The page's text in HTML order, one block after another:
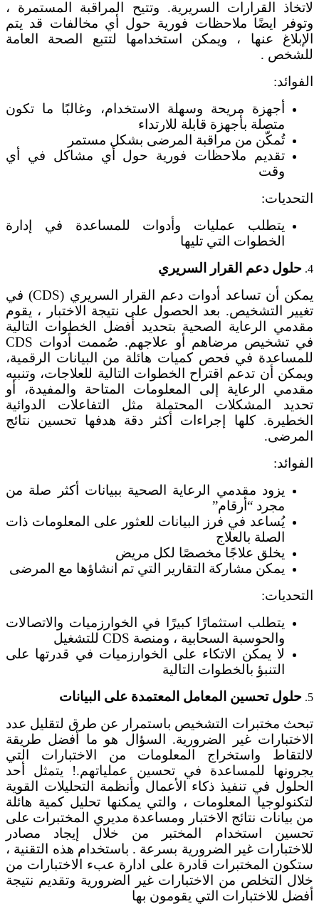
لاتخاذ القرارات السريرية. وتتيح المراقبة المستمرة ،
وتوفر ايضًا ملاحظات فورية حول أي مخالفات قد يتم
الإبلاغ عنها ، ويمكن استخدامها لتتبع الصحة العامة
للشخص .
الفوائد:
أجهزة مريحة وسهلة الاستخدام، وغالبًا ما تكون
متصلة بأجهزة قابلة للارتداء
تُمكّن من مراقبة المرضى بشكل مستمر
تقديم ملاحظات فورية حول أي مشاكل في أي
وقت
التحديات:
يتطلب عمليات وأدوات للمساعدة في إدارة
الخطوات التي تليها
4. حلول دعم القرار السريري
يمكن أن تساعد أدوات دعم القرار السريري (CDS) في
تغيير التشخيص. بعد الحصول على نتيجة الاختبار ، يقوم
مقدمي الرعاية الصحية بتحديد أفضل الخطوات التالية
في تشخيص مرضاهم أو علاجهم. صُممت أدوات CDS
للمساعدة في فحص كميات هائلة من البيانات الرقمية،
ويمكن أن تدعم اقتراح الخطوات التالية للعلاجات، وتنبيه
مقدمي الرعاية إلى المعلومات المتاحة والمفيدة، أو
تحديد المشكلات المحتملة مثل التفاعلات الدوائية
الخطيرة. كلها إجراءات أكثر دقة هدفها تحسين نتائج
المرضى.
الفوائد:
يزود مقدمي الرعاية الصحية ببيانات أكثر صلة من
مجرد “أرقام”
يُساعد في فرز البيانات للعثور على المعلومات ذات
الصلة بالعلاج
يخلق علاجًا مخصصًا لكل مريض
يمكن مشاركة التقارير التي تم انشاؤها مع المرضى
التحديات:
يتطلب استثمارًا كبيرًا في الخوارزميات والاتصالات
والحوسبة السحابية ، ومنصة CDS للتشغيل
لا يمكن الاتكاء على الخوارزميات في قدرتها على
التنبؤ بالخطوات التالية
5. حلول تحسين المعامل المعتمدة على البيانات
تبحث مختبرات التشخيص باستمرار عن طرق لتقليل عدد
الاختبارات غير الضرورية. السؤال هو ما أفضل طريقة
لالتقاط واستخراج المعلومات من الاختبارات التي
يجرونها للمساعدة في تحسين عملياتهم.! يتمثل أحد
الحلول في تنفيذ ذكاء الأعمال وأنظمة التحليلات القوية
لتكنولوجيا المعلومات ، والتي يمكنها تحليل كمية هائلة
من بيانات نتائج الاختبار ومساعدة مديري المختبرات على
تحسين استخدام المختبر من خلال إيجاد مصادر
للاختبارات غير الضرورية بسرعة . باستخدام هذه التقنية ،
ستكون المختبرات قادرة على ادارة عبء الاختبارات من
خلال التخلص من الاختبارات غير الضرورية وتقديم نتيجة
أفضل للاختبارات التي يقومون بها